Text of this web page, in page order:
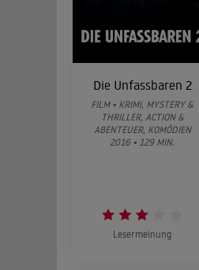
Die Unfassbaren 2
FILM • KRIMI, MYSTERY &
THRILLER, ACTION &
ABENTEUER, KOMÖDIEN
2016 • 129 MIN.
Lesermeinung